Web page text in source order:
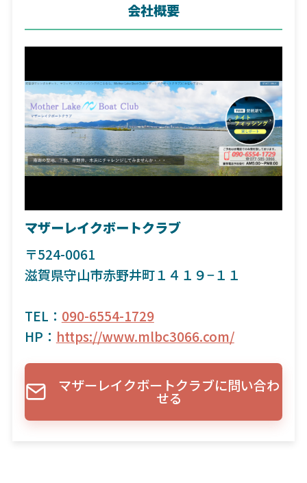
会社概要
マザーレイクボートクラブ
〒524-0061
滋賀県守山市赤野井町１４１９−１１
TEL： 090-6554-1729
HP： https://www.mlbc3066.com/
マザーレイクボートクラブに問い合わ
せる